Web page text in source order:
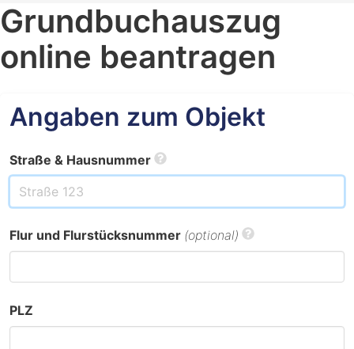
Grundbuchauszug
online beantragen
Angaben zum Objekt
Straße & Hausnummer
Flur und Flurstücksnummer (optional)
PLZ